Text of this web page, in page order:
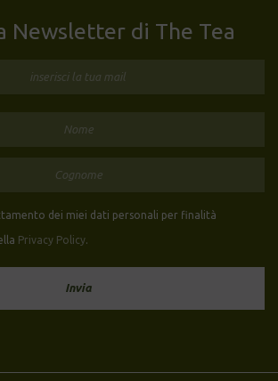
Newsletter di The Tea
dei miei dati personali per finalità
Privacy Policy.